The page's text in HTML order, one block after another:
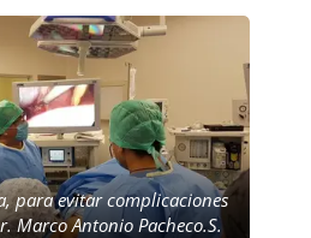
para evitar complicaciones
Marco Antonio Pacheco.S.